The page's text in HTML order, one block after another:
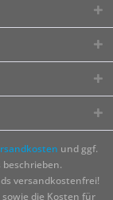
und ggf.
versandkostenfrei!
die Kosten für